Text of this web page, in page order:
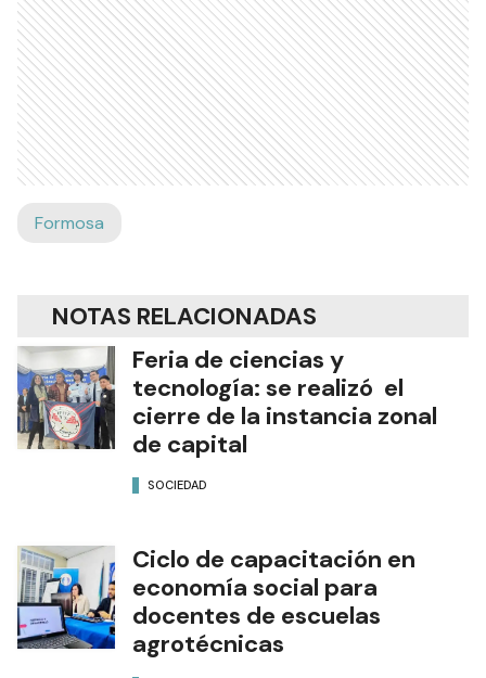
Formosa
NOTAS RELACIONADAS
Feria de ciencias y
tecnología: se realizó el
cierre de la instancia zonal
de capital
SOCIEDAD
Ciclo de capacitación en
economía social para
docentes de escuelas
agrotécnicas